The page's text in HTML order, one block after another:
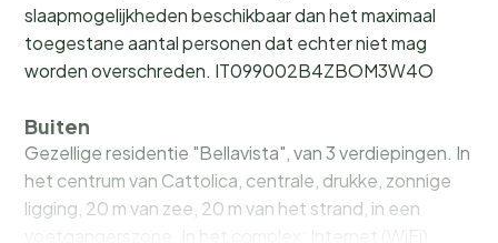
slaapmogelijkheden beschikbaar dan het maximaal
toegestane aantal personen dat echter niet mag
worden overschreden. IT099002B4ZBOM3W4O
Buiten
Gezellige residentie "Bellavista", van 3 verdiepingen. In
het centrum van Cattolica, centrale, drukke, zonnige
ligging, 20 m van zee, 20 m van het strand, in een
voetgangerszone. In het complex: Internet (WiFi).